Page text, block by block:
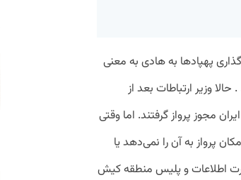
پهپادها به هادی به معنی
وزیر ارتباطات بعد از
مجوز پرواز گرفتند. اما وقتی
پرواز به آن را نمی‌دهد یا
اطلاعات و پلیس منطقه کیش